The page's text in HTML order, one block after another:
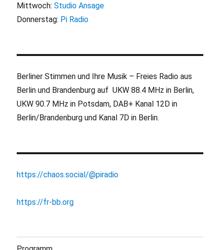
Mittwoch:Studio Ansage
Donnerstag: Pi Radio
Berliner Stimmen und Ihre Musik – Freies Radio aus
Berlin und Brandenburg auf UKW 88.4 MHz in Berlin,
UKW 90.7 MHz in Potsdam, DAB+ Kanal 12D in
Berlin/Brandenburg und Kanal 7D in Berlin.
https://chaos.social/@piradio
https://fr-bb.org